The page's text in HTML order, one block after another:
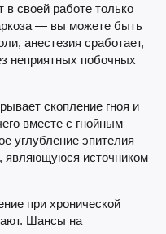
в своей работе только
— вы можете быть
анестезия сработает,
неприятных побочных
скопление гноя и
вместе с гнойным
углубление эпителия
являющуюся источником
при хронической
Шансы на